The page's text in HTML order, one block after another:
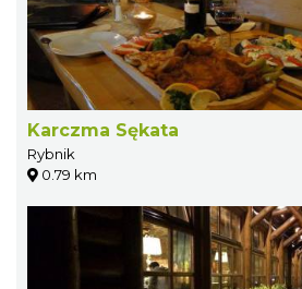
Karczma Sękata
Rybnik
0.79 km